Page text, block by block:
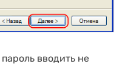
вводить не